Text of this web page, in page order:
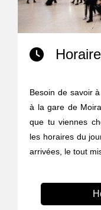
Besoin de savoir
à la gare de
que tu viennes
les horaires du
arrivées, le tout